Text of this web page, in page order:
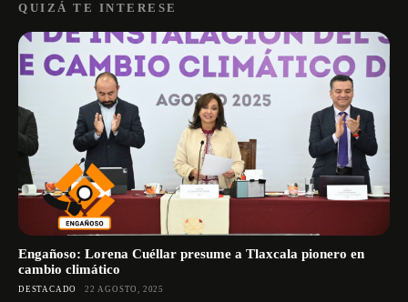
QUIZÁ TE INTERESE
Engañoso: Lorena Cuéllar presume a Tlaxcala pionero en
cambio climático
DESTACADO 22 AGOSTO, 2025